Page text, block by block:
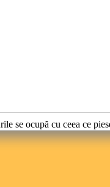
se ocupă cu ceea ce